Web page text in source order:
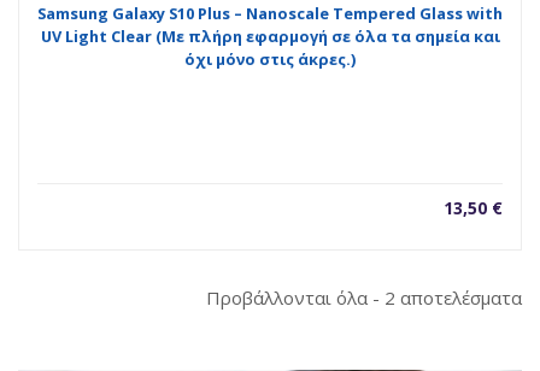
Samsung Galaxy S10 Plus – Nanoscale Tempered Glass with
UV Light Clear (Με πλήρη εφαρμογή σε όλα τα σημεία και
όχι μόνο στις άκρες.)
13,50 €
Προβάλλονται όλα - 2 αποτελέσματα